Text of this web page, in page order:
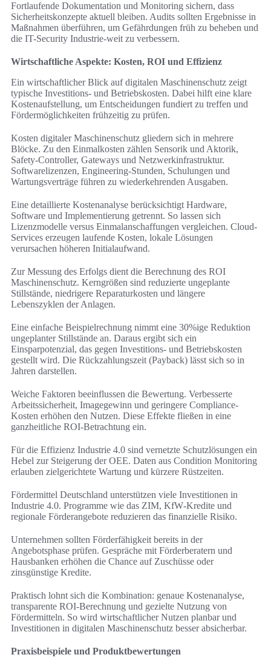
Fortlaufende Dokumentation und Monitoring sichern, dass
Sicherheitskonzepte aktuell bleiben. Audits sollten Ergebnisse in
Maßnahmen überführen, um Gefährdungen früh zu beheben und
die IT-Security Industrie-weit zu verbessern.
Wirtschaftliche Aspekte: Kosten, ROI und Effizienz
Ein wirtschaftlicher Blick auf digitalen Maschinenschutz zeigt
typische Investitions- und Betriebskosten. Dabei hilft eine klare
Kostenaufstellung, um Entscheidungen fundiert zu treffen und
Fördermöglichkeiten frühzeitig zu prüfen.
Kosten digitaler Maschinenschutz gliedern sich in mehrere
Blöcke. Zu den Einmalkosten zählen Sensorik und Aktorik,
Safety-Controller, Gateways und Netzwerkinfrastruktur.
Softwarelizenzen, Engineering‑Stunden, Schulungen und
Wartungsverträge führen zu wiederkehrenden Ausgaben.
Eine detaillierte Kostenanalyse berücksichtigt Hardware,
Software und Implementierung getrennt. So lassen sich
Lizenzmodelle versus Einmalanschaffungen vergleichen. Cloud-
Services erzeugen laufende Kosten, lokale Lösungen
verursachen höheren Initialaufwand.
Zur Messung des Erfolgs dient die Berechnung des ROI
Maschinenschutz. Kerngrößen sind reduzierte ungeplante
Stillstände, niedrigere Reparaturkosten und längere
Lebenszyklen der Anlagen.
Eine einfache Beispielrechnung nimmt eine 30%ige Reduktion
ungeplanter Stillstände an. Daraus ergibt sich ein
Einsparpotenzial, das gegen Investitions- und Betriebskosten
gestellt wird. Die Rückzahlungszeit (Payback) lässt sich so in
Jahren darstellen.
Weiche Faktoren beeinflussen die Bewertung. Verbesserte
Arbeitssicherheit, Imagegewinn und geringere Compliance-
Kosten erhöhen den Nutzen. Diese Effekte fließen in eine
ganzheitliche ROI-Betrachtung ein.
Für die Effizienz Industrie 4.0 sind vernetzte Schutzlösungen ein
Hebel zur Steigerung der OEE. Daten aus Condition Monitoring
erlauben zielgerichtete Wartung und kürzere Rüstzeiten.
Fördermittel Deutschland unterstützen viele Investitionen in
Industrie 4.0. Programme wie das ZIM, KfW‑Kredite und
regionale Förderangebote reduzieren das finanzielle Risiko.
Unternehmen sollten Förderfähigkeit bereits in der
Angebotsphase prüfen. Gespräche mit Förderberatern und
Hausbanken erhöhen die Chance auf Zuschüsse oder
zinsgünstige Kredite.
Praktisch lohnt sich die Kombination: genaue Kostenanalyse,
transparente ROI-Berechnung und gezielte Nutzung von
Fördermitteln. So wird wirtschaftlicher Nutzen planbar und
Investitionen in digitalen Maschinenschutz besser absicherbar.
Praxisbeispiele und Produktbewertungen